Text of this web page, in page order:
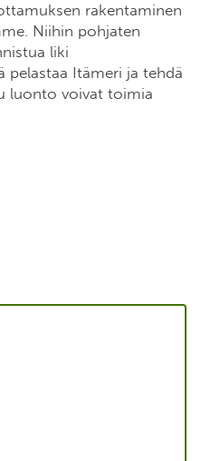
rakentaminen
Niihin pohjaten
liki
pelastaa Itämeri ja tehdä
luonto voivat toimia